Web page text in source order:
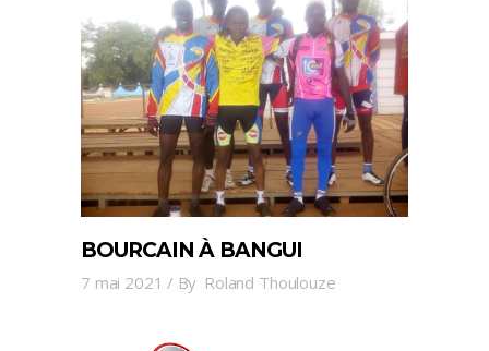
BOURCAIN À BANGUI
7 mai 2021 By Roland Thoulouze